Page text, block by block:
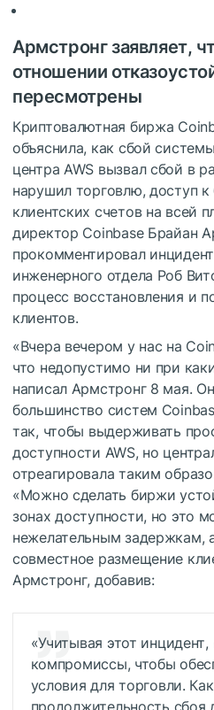
Армстронг заявляет,
отношении
пересмотрены
Криптовалютная биржа
объяснила, как сбой
центра AWS вызвал сбой в
нарушил торговлю, доступ
клиентских счетов на всей
директор Coinbase Брайан
прокомментировал
инженерного отдела Роб
процесс восстановления и
клиентов.
«Вчера вечером у нас на
что недопустимо ни при
написал Армстронг 8 мая.
большинство систем
так, чтобы выдерживать
доступности AWS, но
отреагировала таким
«Можно сделать биржи
зонах доступности, но это
нежелательным задержкам,
совместное размещение
Армстронг, добавив:
«Учитывая этот
компромиссы, чтобы
условия для торговли.